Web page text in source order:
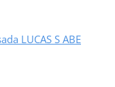
LUCAS S ABE